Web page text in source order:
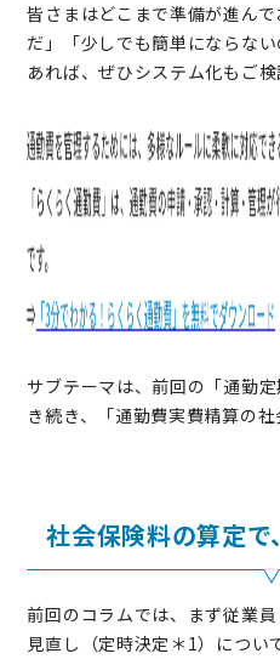
皆さまはどこまで準備が進ん
だ」「少しでも簡単にならな
あれば、ぜひシステム化もご検
サブテーマは、前回の「通勤
き続き、「通勤費実費精算の社
社会保険料の算定
前回のコラムでは、まず従業
見直し（定時決定＊1）につい